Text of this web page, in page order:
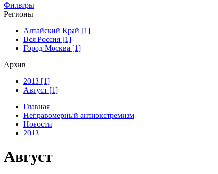
Фильтры
Регионы
Алтайский Край [1]
Вся Россия [1]
Город Москва [1]
Архив
2013 [1]
Август [1]
Главная
Неправомерный антиэкстремизм
Новости
2013
Август